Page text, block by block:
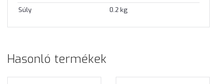
Súly
0.2 kg
Hasonló termékek